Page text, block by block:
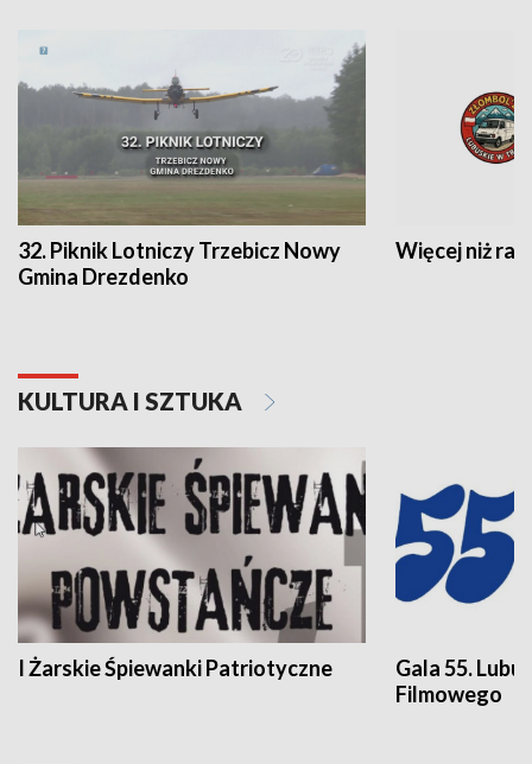
32. Piknik Lotniczy Trzebicz Nowy
Gmina Drezdenko
Więcej niż rajd
KULTURA I SZTUKA
I Żarskie Śpiewanki Patriotyczne
Gala 55.
Filmowego